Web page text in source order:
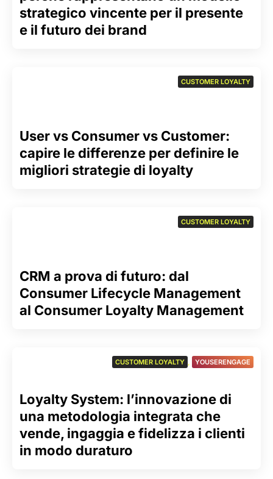
strategico vincente per il presente
e il futuro dei brand
User vs Consumer vs Customer:
capire le differenze per definire le
migliori strategie di loyalty
CUSTOMER LOYALTY
CRM a prova di futuro: dal
Consumer Lifecycle Management
al Consumer Loyalty Management
CUSTOMER LOYALTY
Loyalty System: l’innovazione di
una metodologia integrata che
vende, ingaggia e fidelizza i clienti
in modo duraturo
CUSTOMER LOYALTY , YOUSERENGAGE